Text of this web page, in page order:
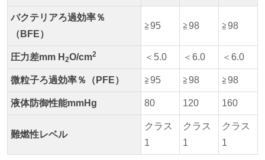
バクテリアろ過効率％
（BFE）
≧95 ≧98 ≧98
圧力差mm H 2O/cm2 ＜5.0 ＜6.0 ＜6.0
微粒子ろ過効率％（PFE） ≧95 ≧98 ≧98
液体防御性能mmHg 80 120 160
難燃性レベル
クラス
1
クラス
1
クラス
1